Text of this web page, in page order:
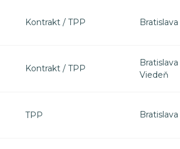
Kontrakt / TPP Bratislava
Kontrakt / TPP
Bratislava
Viedeň
TPP Bratislava